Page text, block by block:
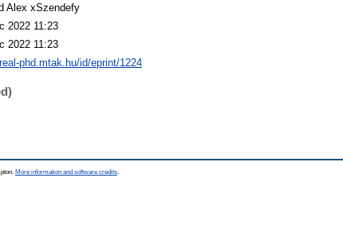
Alex xSzendefy
2022 11:23
2022 11:23
phd.mtak.hu/id/eprint/1224
More information and software credits